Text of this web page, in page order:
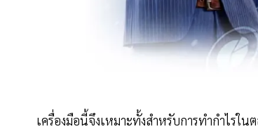
เครื่องมือนี้จึงเหมาะทั้งสำหรับการทำกำไรใ